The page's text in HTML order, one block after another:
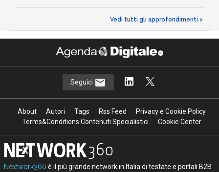
Vedi tutti gli approfondimenti >
Seguici
About Autori Tags Rss Feed
Privacy e Cookie Policy
Terms&Conditions Contenuti Specialistici
Cookie Center
Nextwork360 è il più grande network in Italia di testate e portali B2B